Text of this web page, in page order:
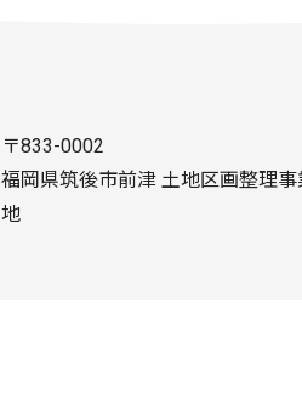
〒833-0002
福岡県筑後市前津 土地区画整理
地